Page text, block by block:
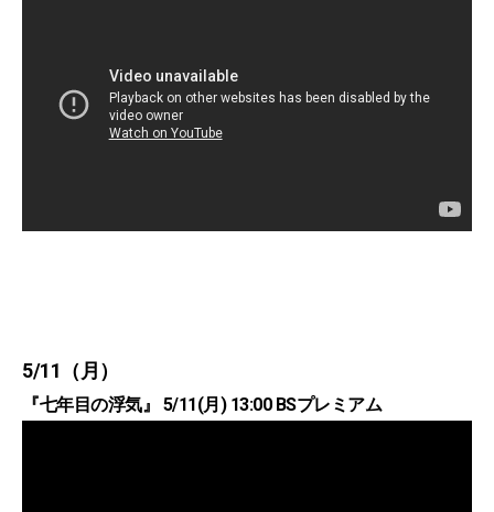
5/11（月）
『七年目の浮気』 5/11(月) 13:00 BSプレミアム